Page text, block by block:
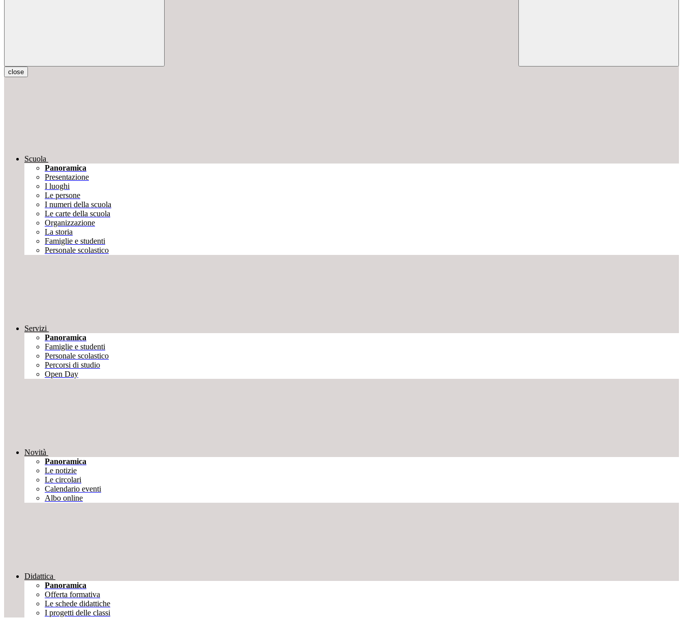
close
Scuola
Panoramica
Presentazione
I luoghi
Le persone
I numeri della scuola
Le carte della scuola
Organizzazione
La storia
Famiglie e studenti
Personale scolastico
Servizi
Panoramica
Famiglie e studenti
Personale scolastico
Percorsi di studio
Open Day
Novità
Panoramica
Le notizie
Le circolari
Calendario eventi
Albo online
Didattica
Panoramica
Offerta formativa
Le schede didattiche
I progetti delle classi